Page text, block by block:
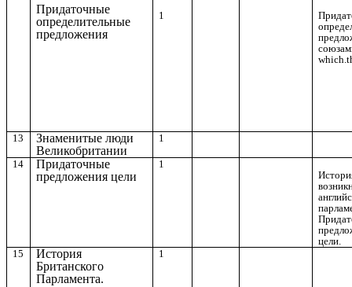
Придаточные
определительные
предложения
1
13
Знаменитые люди
Великобритании
1
14
Придаточные
предложения цели
1
цели.
15
История
Британского
Парламента.
1